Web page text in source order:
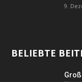
9.
BELIEBTE